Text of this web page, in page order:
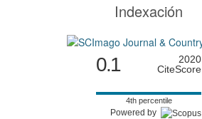
Indexación
0.1
2020
CiteScore
4th percentile
Powered by